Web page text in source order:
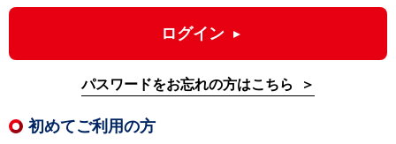
ログイン
パスワードをお忘れの方はこちら
初めてご利用の方